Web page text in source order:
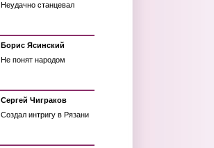
Неудачно станцевал
Борис Ясинский
Не понят народом
Сергей Чиграков
Создал интригу в Рязани